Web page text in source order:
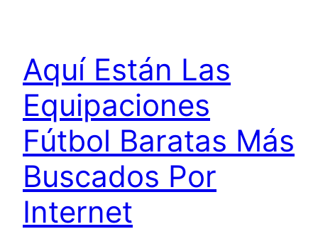
Aquí Están Las
Equipaciones
Fútbol Baratas Más
Buscados Por
Internet